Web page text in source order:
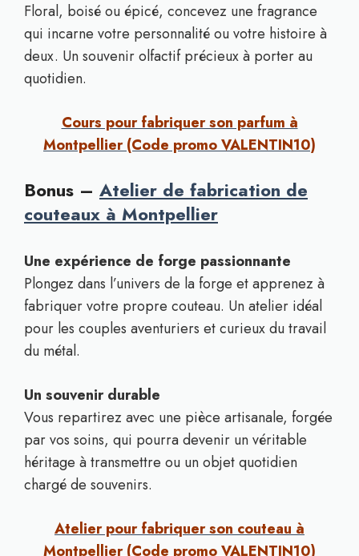
Floral, boisé ou épicé, concevez une fragrance
qui incarne votre personnalité ou votre histoire à
deux. Un souvenir olfactif précieux à porter au
quotidien.
Cours pour fabriquer son parfum à
Montpellier (Code promo VALENTIN10)
Bonus – Atelier de fabrication de
couteaux à Montpellier
Une expérience de forge passionnante
Plongez dans l’univers de la forge et apprenez à
fabriquer votre propre couteau. Un atelier idéal
pour les couples aventuriers et curieux du travail
du métal.
Un souvenir durable
Vous repartirez avec une pièce artisanale, forgée
par vos soins, qui pourra devenir un véritable
héritage à transmettre ou un objet quotidien
chargé de souvenirs.
Atelier pour fabriquer son couteau à
Montpellier (Code promo VALENTIN10)